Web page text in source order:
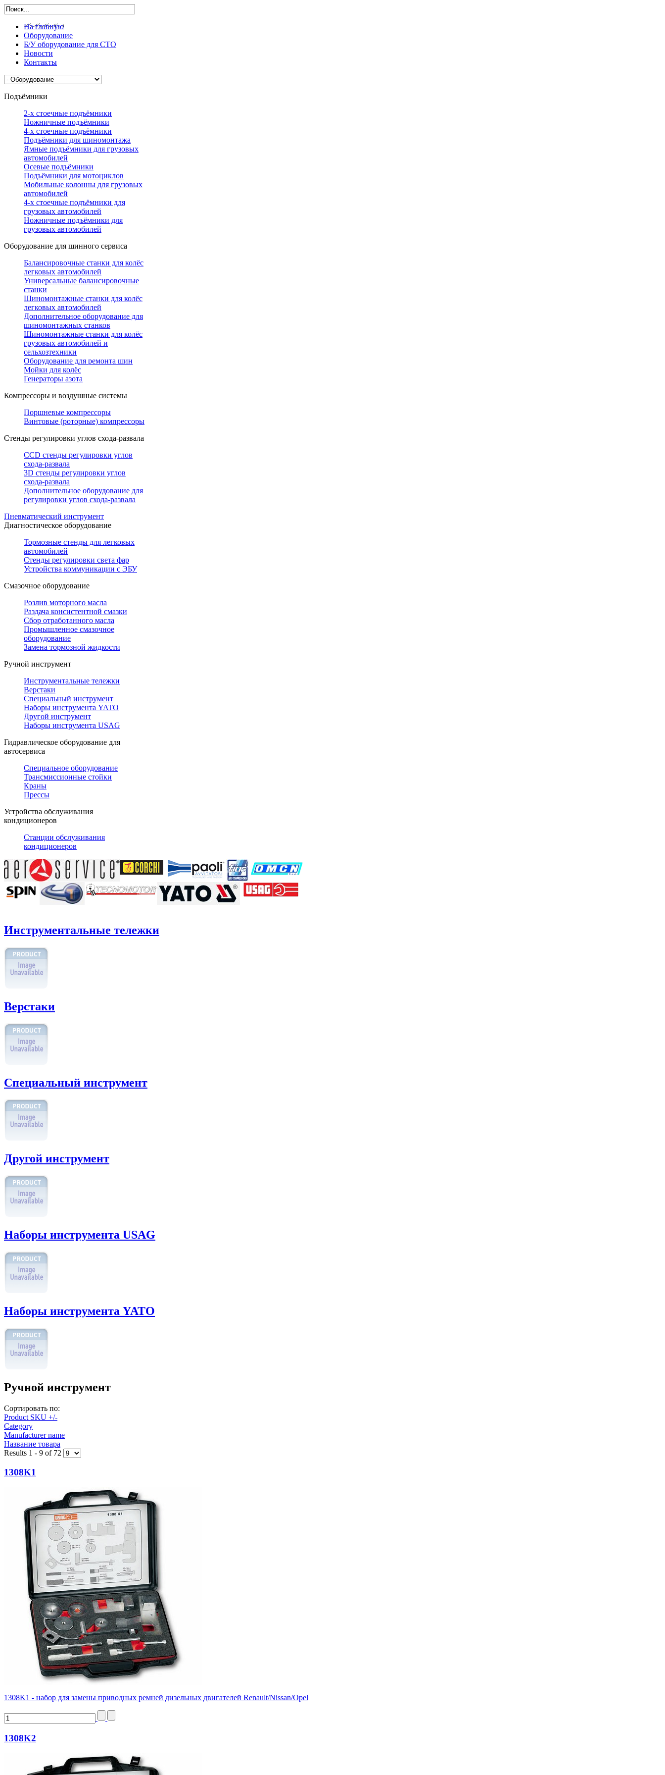
На главную
Оборудование
Б/У оборудование для СТО
Новости
Контакты
Подъёмники
2-х стоечные подъёмники
Ножничные подъёмники
4-х стоечные подъёмники
Подъёмники для шиномонтажа
Ямные подъёмники для грузовых
автомобилей
Осевые подъёмники
Подъёмники для мотоциклов
Мобильные колонны для грузовых
автомобилей
4-х стоечные подъёмники для
грузовых автомобилей
Ножничные подъёмники для
грузовых автомобилей
Оборудование для шинного сервиса
Балансировочные станки для колёс
легковых автомобилей
Универсальные балансировочные
станки
Шиномонтажные станки для колёс
легковых автомобилей
Дополнительное оборудование для
шиномонтажных станков
Шиномонтажные станки для колёс
грузовых автомобилей и
сельхозтехники
Оборудование для ремонта шин
Мойки для колёс
Генераторы азота
Компрессоры и воздушные системы
Поршневые компрессоры
Винтовые (роторные) компрессоры
Стенды регулировки углов схода-развала
CCD стенды регулировки углов
схода-развала
3D стенды регулировки углов
схода-развала
Дополнительное оборудование для
регулировки углов схода-развала
Пневматический инструмент
Диагностическое оборудование
Тормозные стенды для легковых
автомобилей
Стенды регулировки света фар
Устройства коммуникации с ЭБУ
Смазочное оборудование
Розлив моторного масла
Раздача консистентной смазки
Сбор отработанного масла
Промышленное смазочное
оборудование
Замена тормозной жидкости
Ручной инструмент
Инструментальные тележки
Верстаки
Специальный инструмент
Наборы инструмента YATO
Другой инструмент
Наборы инструмента USAG
Гидравлическое оборудование для
автосервиса
Специальное оборудование
Трансмиссионные стойки
Краны
Прессы
Устройства обслуживания
кондиционеров
Станции обслуживания
кондиционеров
Инструментальные тележки
Верстаки
Специальный инструмент
Другой инструмент
Наборы инструмента USAG
Наборы инструмента YATO
Ручной инструмент
Сортировать по:
Product SKU +/-
Category
Manufacturer name
Название товара
Results 1 - 9 of 72
1308K1
1308K1 - набор для замены приводных ремней дизельных двигателей Renault/Nissan/Opel
1308K2